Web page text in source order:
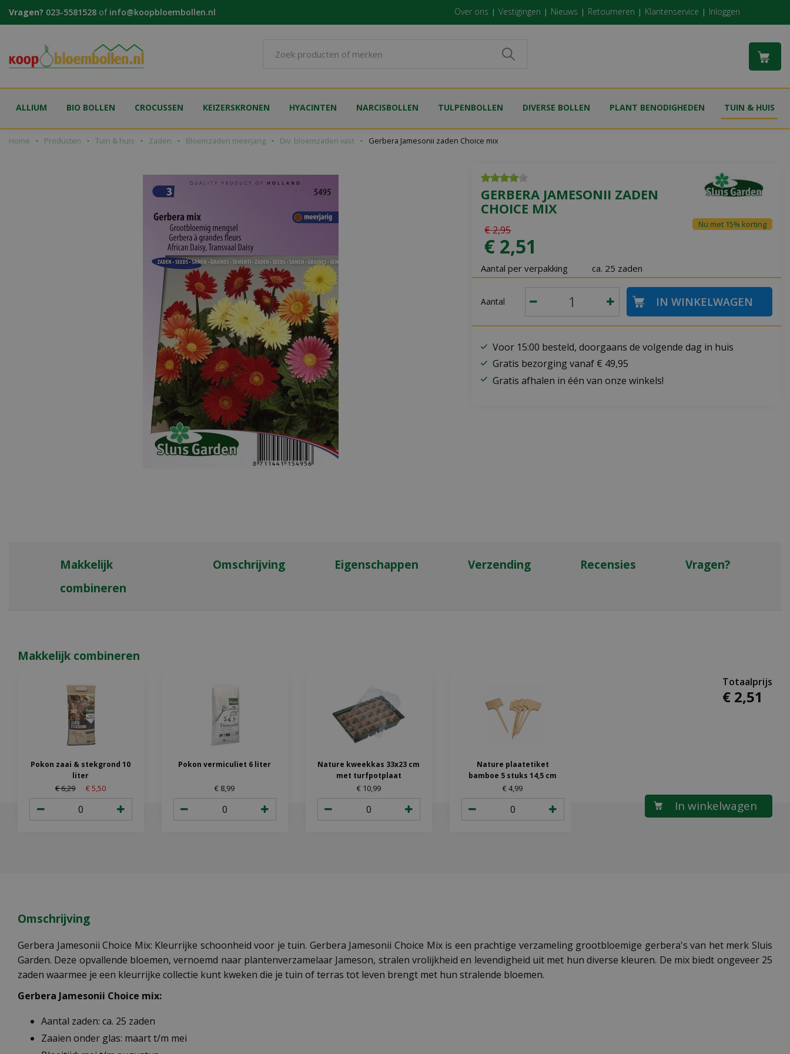
naar
Home Producten Tuin & huis Zaden Bloemzaden meerjarig Div. bloemzaden vast Gerbera Jamesonii zaden Choice mix
Vragen? 023-5581528 of info@koopbloembollen.nl Over ons Vestigingen Nieuws Retourneren Klantenservice Inloggen
ALLIUM BIO BOLLEN CROCUSSEN KEIZERSKRONEN HYACINTEN NARCISBOLLEN TULPENBOLLEN DIVERSE BOLLEN PLANT BENODIGHEDEN TUIN & HUIS
GERBERA JAMESONII ZADEN
CHOICE MIX
€2,95
€ 2,51
Nu met 15% korting
Aantal per verpakking ca. 25 zaden
Aantal
Voor 15:00 besteld, doorgaans de volgende dag in huis
Gratis bezorging vanaf € 49,95
Gratis afhalen in één van onze winkels!
Makkelijk
combineren
Omschrijving Eigenschappen Verzending Recensies Vragen?
Makkelijk combineren
Pokon zaai & stekgrond 10
liter
€6,29 €5,50
Pokon vermiculiet 6 liter
€ 8,99
Nature kweekkas 33x23 cm
met turfpotplaat
€ 10,99
Nature plaatetiket
bamboe 5 stuks 14,5 cm
€4,99
€ 2,51
Omschrijving
Gerbera Jamesonii Choice Mix: Kleurrijke schoonheid voor je tuin. Gerbera Jamesonii Choice Mix is een prachtige verzameling grootbloemige gerbera's van het merk Sluis
Garden. Deze opvallende bloemen, vernoemd naar plantenverzamelaar Jameson, stralen vrolijkheid en levendigheid uit met hun diverse kleuren. De mix biedt ongeveer 25
zaden waarmee je een kleurrijke collectie kunt kweken die je tuin of terras tot leven brengt met hun stralende bloemen.
Gerbera Jamesonii Choice mix:
Aantal zaden: ca. 25 zaden
Zaaien onder glas: maart t/m mei